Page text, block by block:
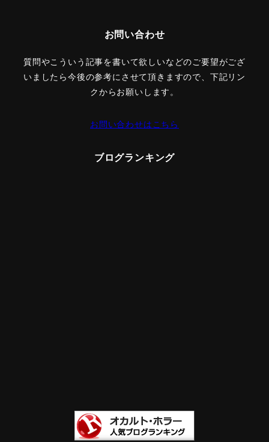
お問い合わせ
質問やこういう記事を書いて欲しいなどのご要望がござ
いましたら今後の参考にさせて頂きますので、下記リン
クからお願いします。
お問い合わせはこちら
ブログランキング